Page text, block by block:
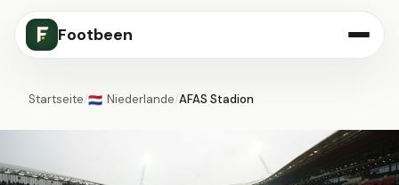
Footbeen
Startseite/🇳🇱 Niederlande/AFAS Stadion